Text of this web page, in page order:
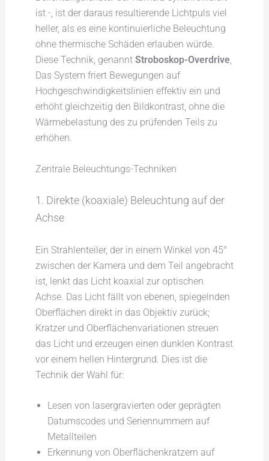
ist -, ist der daraus resultierende Lichtpuls viel
heller, als es eine kontinuierliche Beleuchtung
ohne thermische Schäden erlauben würde.
Diese Technik, genannt Stroboskop-Overdrive,
Das System friert Bewegungen auf
Hochgeschwindigkeitslinien effektiv ein und
erhöht gleichzeitig den Bildkontrast, ohne die
Wärmebelastung des zu prüfenden Teils zu
erhöhen.
Zentrale Beleuchtungs-Techniken
1. Direkte (koaxiale) Beleuchtung auf der
Achse
Ein Strahlenteiler, der in einem Winkel von 45°
zwischen der Kamera und dem Teil angebracht
ist, lenkt das Licht koaxial zur optischen
Achse. Das Licht fällt von ebenen, spiegelnden
Oberflächen direkt in das Objektiv zurück;
Kratzer und Oberflächenvariationen streuen
das Licht und erzeugen einen dunklen Kontrast
vor einem hellen Hintergrund. Dies ist die
Technik der Wahl für:
Lesen von lasergravierten oder geprägten
Datumscodes und Seriennummern auf
Metallteilen
Erkennung von Oberflächenkratzern auf